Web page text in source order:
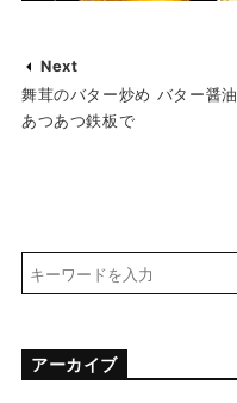
Next
舞茸のバター炒め バター醤油
あつあつ鉄板で
アーカイブ